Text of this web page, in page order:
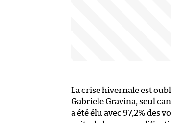
La crise hivernale est
Gabriele Gravina, seul
a été élu avec 97,2% des